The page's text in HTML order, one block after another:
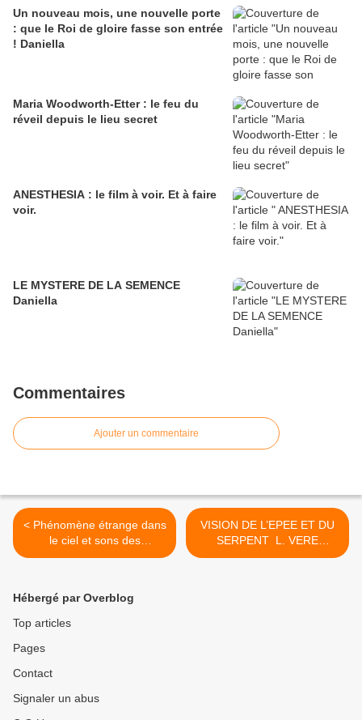
Un nouveau mois, une nouvelle porte
: que le Roi de gloire fasse son entrée
! Daniella
Maria Woodworth-Etter : le feu du
réveil depuis le lieu secret
ANESTHESIA : le film à voir. Et à faire
voir.
LE MYSTERE DE LA SEMENCE
Daniella
Commentaires
Ajouter un commentaire
< Phénomène étrange dans
le ciel et sons des
trompettes à Jérusalem
VISION DE L’EPEE ET DU
SERPENT L. VERE
ELLIOTT >
Hébergé par Overblog
Top articles
Pages
Contact
Signaler un abus